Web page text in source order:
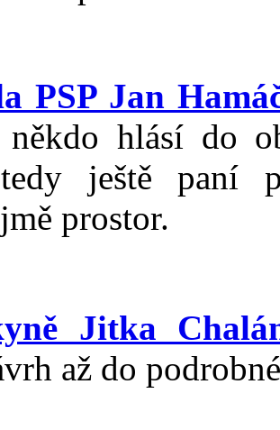
PSP Jan
někdo hlásí do
ještě paní
prostor.
Jitka
až do